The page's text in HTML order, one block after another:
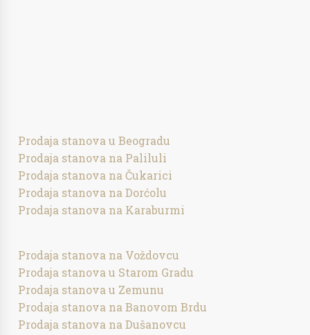
Prodaja stanova u Beogradu
Prodaja stanova na Paliluli
Prodaja stanova na Čukarici
Prodaja stanova na Dorćolu
Prodaja stanova na Karaburmi
Prodaja stanova na Voždovcu
Prodaja stanova u Starom Gradu
Prodaja stanova u Zemunu
Prodaja stanova na Banovom Brdu
Prodaja stanova na Dušanovcu